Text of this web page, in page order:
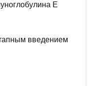
E
введением